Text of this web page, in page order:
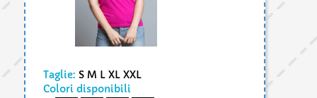
Taglie: S M L XL XXL
Colori disponibili